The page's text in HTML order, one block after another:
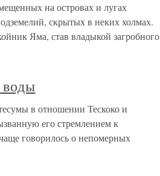
на островах и лугах
скрытых в неких холмах.
Яма, став владыкой загробного
в отношении Тескоко и
его стремлением к
говорилось о непомерных